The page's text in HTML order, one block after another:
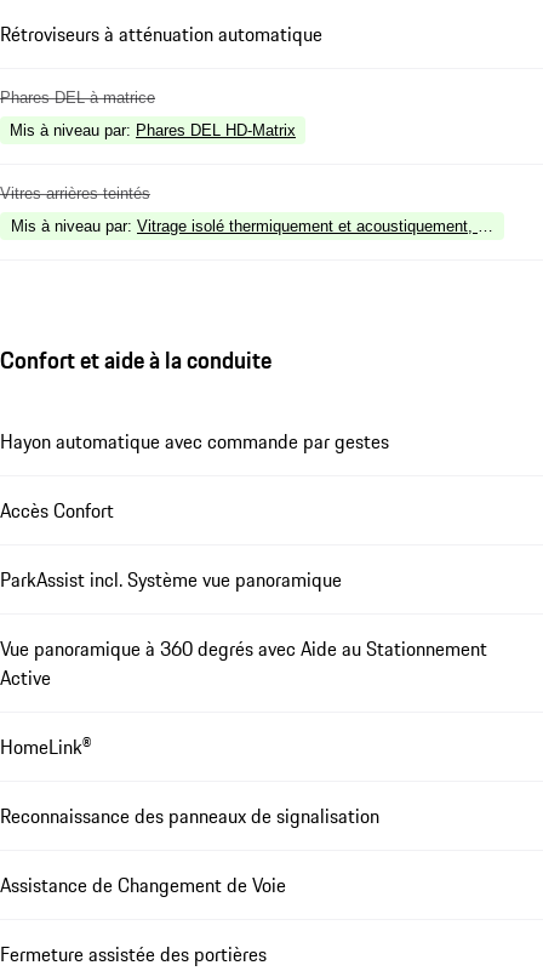
Rétroviseurs à atténuation automatique
Phares DEL à matrice
Mis à niveau par: Phares DEL HD-Matrix
Vitres arrières teintés
Mis à niveau par: Vitrage isolé thermiquement et acoustiquement, incluant
Confort et aide à la conduite
Hayon automatique avec commande par gestes
Accès Confort
ParkAssist incl. Système vue panoramique
Vue panoramique à 360 degrés avec Aide au Stationnement
Active
HomeLink®
Reconnaissance des panneaux de signalisation
Assistance de Changement de Voie
Fermeture assistée des portières